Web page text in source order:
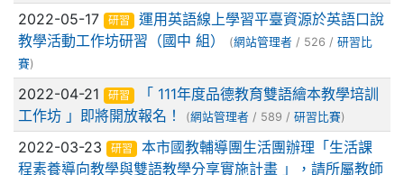
2022-05-17 研習
運用英語線上學習平臺資源於英語口說
教學活動工作坊研習（國中 組）
(網站管理者 / 526 / 研習比
賽)
2022-04-21 研習
「 111年度品德教育雙語繪本教學培訓
工作坊 」即將開放報名！
(網站管理者 / 589 / 研習比賽)
2022-03-23 研習
本市國教輔導團生活團辦理「生活課
程素養導向教學與雙語教學分享實施計畫 」，請所屬教師